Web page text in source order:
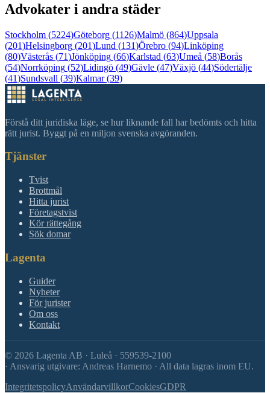
Advokater i andra städer
Stockholm (5224)Göteborg (1126)Malmö (864)Uppsala
(201)Helsingborg (201)Lund (131)Örebro (94)Linköping
(80)Västerås (71)Jönköping (66)Karlstad (63)Umeå (58)Borås
(54)Norrköping (52)Lidingö (49)Gävle (47)Växjö (44)Södertälje
(41)Sundsvall (39)Kalmar(39)
Förstå ditt juridiska läge, se hur liknande fall har bedömts och hitta
rätt jurist. Byggt på en miljon svenska avgöranden.
Tjänster
Tvist
Brottmål
Hitta jurist
Företagstvist
Kör rättegång
Sök domar
Lagenta
Guider
Nyheter
För jurister
Om oss
Kontakt
© 2026 Lagenta AB · Luleå · 559539-2100
· Ansvarig utgivare: Andreas Harnemo · All data lagras inom EU.
IntegritetspolicyAnvändarvillkorCookiesGDPR